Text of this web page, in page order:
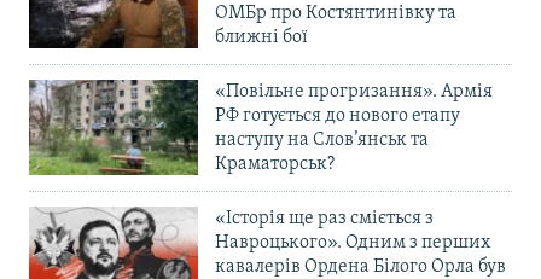
ОМБр про Костянтинівку та
ближні бої
«Повільне прогризання». Армія
РФ готується до нового етапу
наступу на Слов’янськ та
Краматорськ?
«Історія ще раз сміється з
Навроцького». Одним з перших
кавалерів Ордена Білого Орла був